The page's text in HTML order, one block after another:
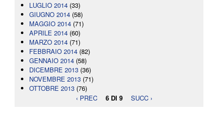
LUGLIO 2014 (33)
GIUGNO 2014 (58)
MAGGIO 2014 (71)
APRILE 2014 (60)
MARZO 2014 (71)
FEBBRAIO 2014 (82)
GENNAIO 2014 (58)
DICEMBRE 2013 (36)
NOVEMBRE 2013 (71)
OTTOBRE 2013 (76)
‹ PREC
6 DI 9 SUCC ›